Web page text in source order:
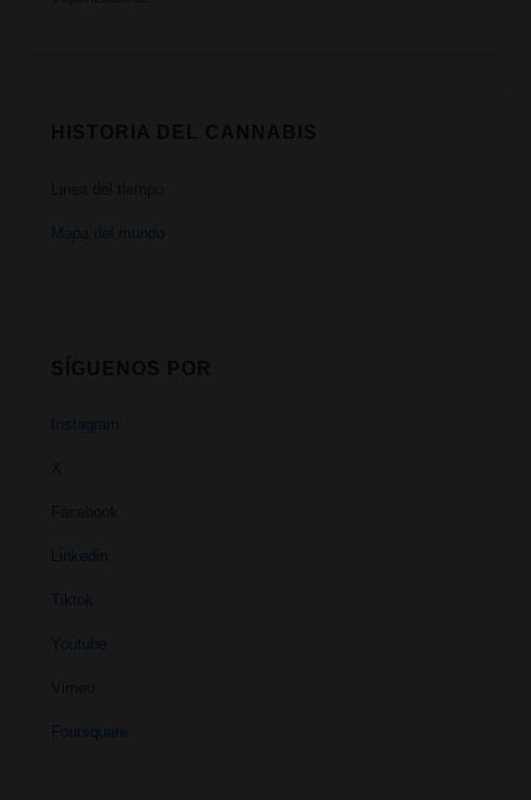
Linea del tiempo
Mapa del mundo
Instagram
X
Facebook
Linkedin
Tiktok
Youtube
Vimeo
Foursquare